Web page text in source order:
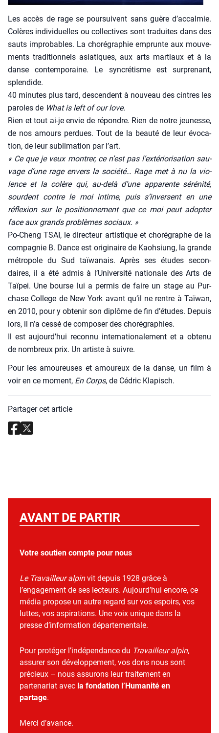
Les accès de rage se pour­suivent sans guère d’accalmie.
Colères indi­vi­duelles ou col­lec­tives sont tra­duites dans des
sauts impro­bables. La cho­ré­gra­phie emprunte aux mou­ve­
ments tra­di­tion­nels asia­tiques, aux arts mar­tiaux et à la
danse contem­po­raine. Le syn­cré­tisme est sur­pre­nant,
splen­dide.
40 minutes plus tard, des­cendent à nou­veau des cintres les
paroles de What is left of our love.
Rien et tout ai-je envie de répondre. Rien de notre jeu­nesse,
de nos amours per­dues. Tout de la beau­té de leur évo­ca­
tion, de leur subli­ma­tion par l’art.
« Ce que je veux mon­trer, ce n’est pas l’extériorisation sau­
vage d’une rage envers la socié­té… Rage met à nu la vio­
lence et la colère qui, au-delà d’une appa­rente séré­ni­té,
sourdent contre le moi intime, puis s’inversent en une
réflexion sur le posi­tion­ne­ment que ce moi peut adop­ter
face aux grands pro­blèmes sociaux. »
Po-Cheng TSAI, le direc­teur artis­tique et cho­ré­graphe de la
com­pa­gnie B. Dance est ori­gi­naire de Kaoh­siung, la grande
métro­pole du Sud taï­wa­nais. Après ses études secon­
daires, il a été admis à l’Université natio­nale des Arts de
Taï­pei. Une bourse lui a per­mis de faire un stage au Pur­
chase Col­lege de New York avant qu’il ne rentre à Taï­wan,
en 2010, pour y obte­nir son diplôme de fin d’études. Depuis
lors, il n’a ces­sé de com­po­ser des cho­ré­gra­phies.
Il est aujourd’hui recon­nu inter­na­tio­na­le­ment et a obte­nu
de nom­breux prix. Un artiste à suivre.
Pour les amou­reuses et amou­reux de la danse, un film à
voir en ce moment, En Corps, de Cédric Kla­pisch.
Partager cet article
AVANT DE PARTIR
Votre soutien compte pour nous
Le Travailleur alpinvit depuis 1928 grâce à
l’engagement de ses lecteurs. Aujourd’hui encore, ce
média propose un autre regard sur vos espoirs, vos
luttes, vos aspirations. Une voix unique dans la
presse d’information départementale.
Pour protéger l’indépendance du Travailleur alpin,
assurer son développement, vos dons nous sont
précieux – nous assurons leur traitement en
partenariat avec la fondation l’Humanité en
partage.
Merci d’avance.